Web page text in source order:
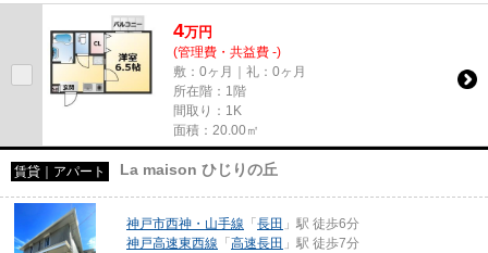
4万円
(管理費・共益費 -)
敷：0ヶ月｜礼：0ヶ月
所在階：1階
間取り：1K
面積：20.00㎡
賃貸｜アパート La maison ひじりの丘
神戸市西神・山手線 「 長田 」駅 徒歩6分
神戸高速東西線 「 高速長田 」駅 徒歩7分